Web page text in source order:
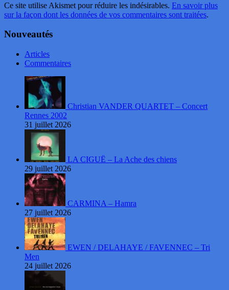
Ce site utilise Akismet pour réduire les indésirables. En savoir plus
sur la façon dont les données de vos commentaires sont traitées.
Nouveautés
Articles
Commentaires
Christian VANDER QUARTET – Concert
Rennes 2002
31 juillet 2026
LA CIGUË – La Ache des chiens
29 juillet 2026
CARMINA – Hamra
27 juillet 2026
EWEN / DELAHAYE / FAVENNEC – Tri
Men
24 juillet 2026